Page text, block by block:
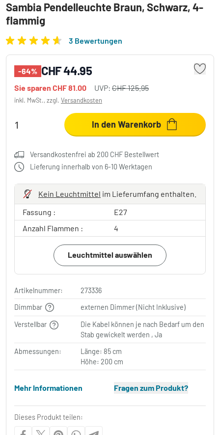
Sambia Pendelleuchte Braun, Schwarz, 4-
flammig
3 Bewertungen
-64% CHF 44.95
Sie sparen CHF 81.00 UVP: CHF 125.95
inkl. MwSt., zzgl. Versandkosten
In den Warenkorb
Versandkostenfrei ab 200 CHF Bestellwert
Lieferung innerhalb von 6-10 Werktagen
Kein Leuchtmittel im Lieferumfang enthalten.
Fassung :
E27
Anzahl Flammen :
4
Leuchtmittel auswählen
Artikelnummer:
273336
Dimmbar
externen Dimmer (Nicht Inklusive)
Verstellbar
Die Kabel können je nach Bedarf um den
Stab gewickelt werden , Ja
Abmessungen:
Länge: 85 cm
Höhe: 200 cm
Mehr Informationen Fragen zum Produkt?
Dieses Produkt teilen: